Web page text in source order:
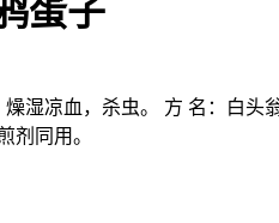
蛋子
湿凉血，杀虫。 方 名：白头
剂同用。